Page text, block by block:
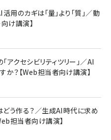
恋と運命／山田涼介]
化する ルールのデザイン
き いPhone17 (6.3インチ) 対応
Fire TV Stick HD | 手軽にスト
P31i (Bluetooth 6.1) 【完
ホン/アクティブノイズキャンセリ
ント接続 / 最大50時間再生 / PSE
ラック
まないケーブル 240W 結束バン
iPad Pro MacBook
(1.8m ミッドナイトブラック)
のカギは「量」より「質」／動
け講演】
アクセシビリティツリー」／AI
か？【Web担当者向け講演】
う作る？／生成AI時代に求め
担当者向け講演】